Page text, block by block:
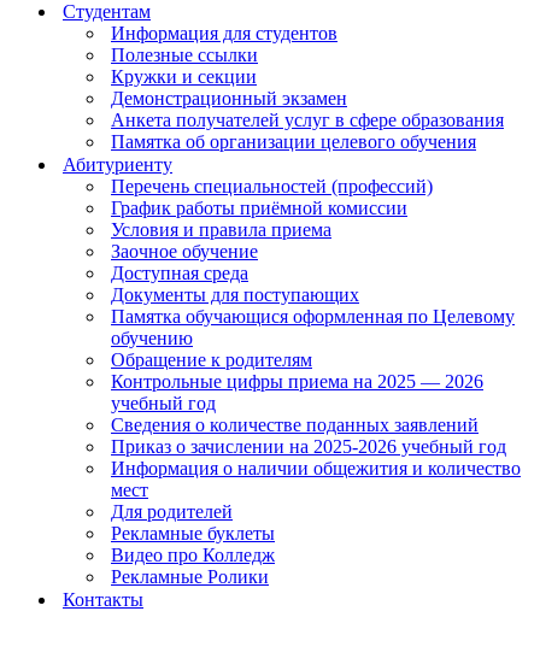
Студентам
Информация для студентов
Полезные ссылки
Кружки и секции
Демонстрационный экзамен
Анкета получателей услуг в сфере образования
Памятка об организации целевого обучения
Абитуриенту
Перечень специальностей (профессий)
График работы приёмной комиссии
Условия и правила приема
Заочное обучение
Доступная среда
Документы для поступающих
Памятка обучающися оформленная по Целевому
обучению
Обращение к родителям
Контрольные цифры приема на 2025 — 2026
учебный год
Сведения о количестве поданных заявлений
Приказ о зачислении на 2025-2026 учебный год
Информация о наличии общежития и количество
мест
Для родителей
Рекламные буклеты
Видео про Колледж
Рекламные Ролики
Контакты